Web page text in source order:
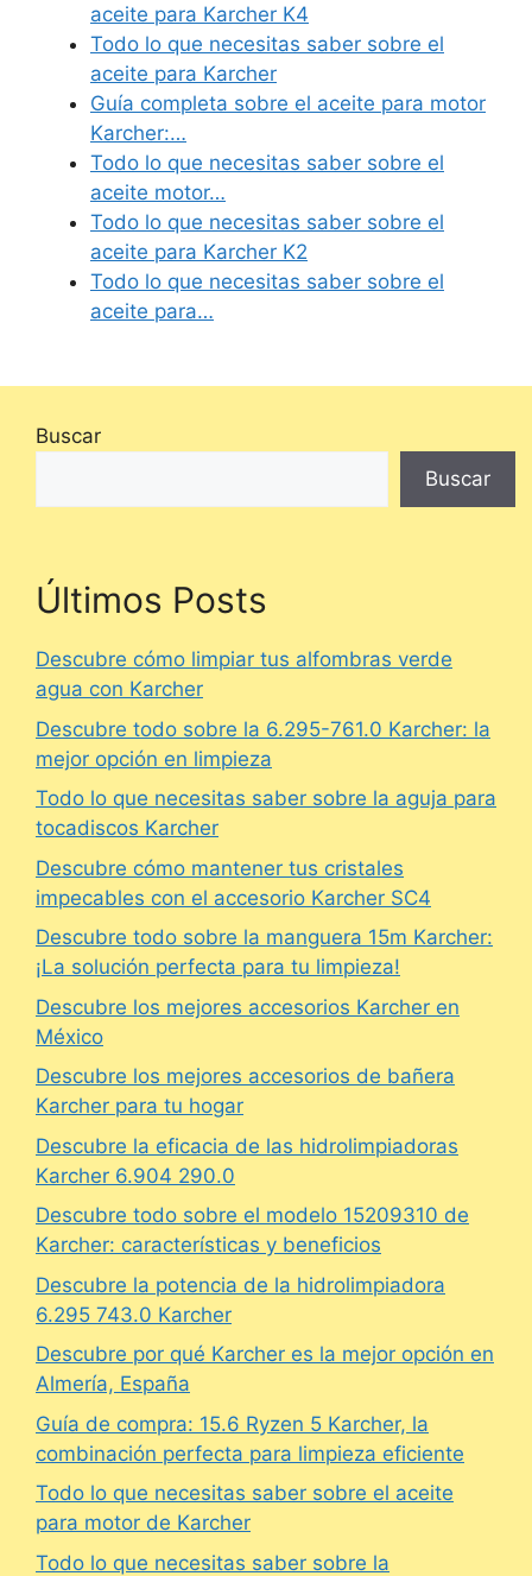
aceite para Karcher K4
Todo lo que necesitas saber sobre el
aceite para Karcher
Guía completa sobre el aceite para motor
Karcher:…
Todo lo que necesitas saber sobre el
aceite motor…
Todo lo que necesitas saber sobre el
aceite para Karcher K2
Todo lo que necesitas saber sobre el
aceite para…
Buscar
Buscar
Últimos Posts
Descubre cómo limpiar tus alfombras verde
agua con Karcher
Descubre todo sobre la 6.295-761.0 Karcher: la
mejor opción en limpieza
Todo lo que necesitas saber sobre la aguja para
tocadiscos Karcher
Descubre cómo mantener tus cristales
impecables con el accesorio Karcher SC4
Descubre todo sobre la manguera 15m Karcher:
¡La solución perfecta para tu limpieza!
Descubre los mejores accesorios Karcher en
México
Descubre los mejores accesorios de bañera
Karcher para tu hogar
Descubre la eficacia de las hidrolimpiadoras
Karcher 6.904 290.0
Descubre todo sobre el modelo 15209310 de
Karcher: características y beneficios
Descubre la potencia de la hidrolimpiadora
6.295 743.0 Karcher
Descubre por qué Karcher es la mejor opción en
Almería, España
Guía de compra: 15.6 Ryzen 5 Karcher, la
combinación perfecta para limpieza eficiente
Todo lo que necesitas saber sobre el aceite
para motor de Karcher
Todo lo que necesitas saber sobre la